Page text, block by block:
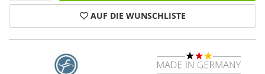
AUF DIE WUNSCHLISTE